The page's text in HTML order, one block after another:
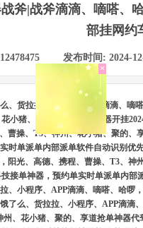
斧|战斧滴滴、嘀嗒、
部挂网约
发布时间: 2024-
、货拉拉、小程序、APP滴滴、
小猪、聚的、享道抢单神器开挂
曹操、T3、神州、花小猪、聚的
时单派单内部派单软件自动识别
阳光、高德、携程、曹操、T3、
接单神器，预约单实时单派单内
、小程序、APP滴滴、嘀嗒、哈
了么、货拉拉、小程序、APP滴
、花小猪、聚的、享道抢单神器
18550658764
&18966091968（微
信同号）
QQ:2377428916